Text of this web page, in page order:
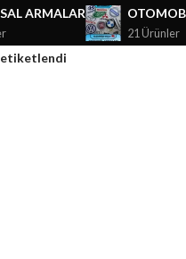
ARMALAR
21 Ürünler
etiketlendi